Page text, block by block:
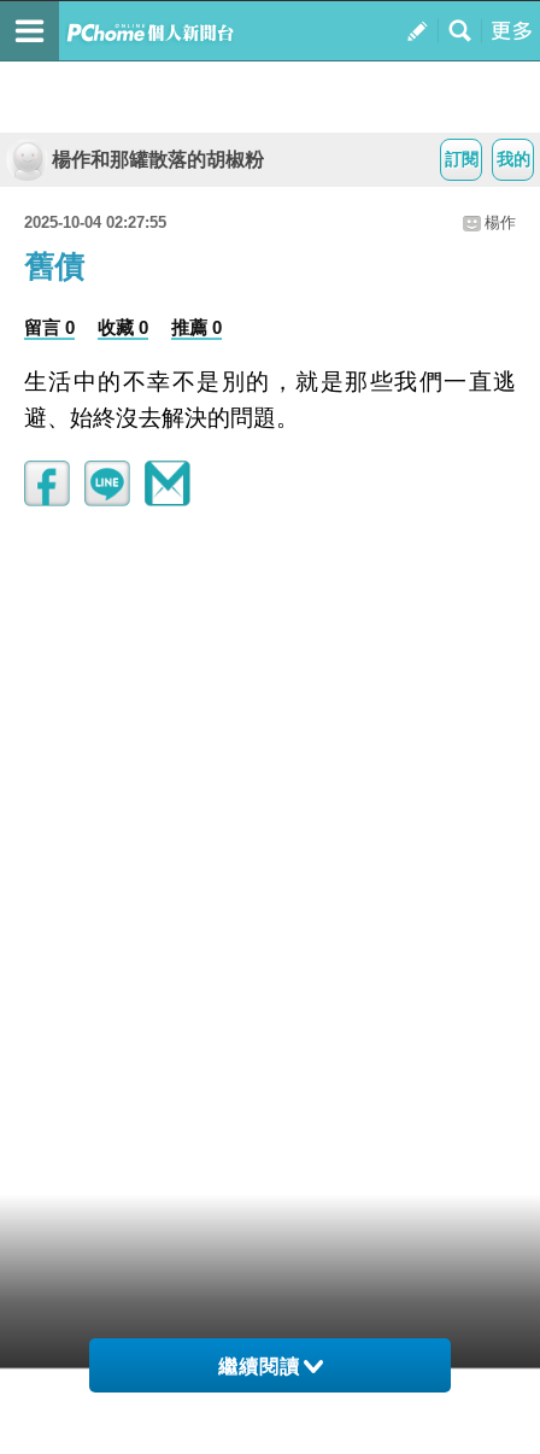
我的
訂閱
楊作和那罐散落的胡椒粉
2025-10-04 02:27:55 楊作
舊債
留言 0 收藏 0 推薦 0
生活中的不幸不是別的，就是那些我們一直逃
避、始終沒去解決的問題。
繼續閱讀